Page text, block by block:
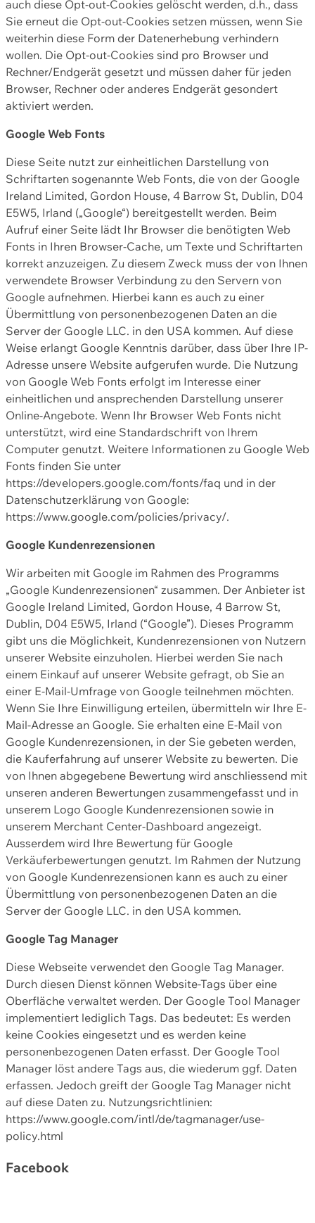
auch diese Opt-out-Cookies gelöscht werden, d.h., dass
Sie erneut die Opt-out-Cookies setzen müssen, wenn Sie
weiterhin diese Form der Datenerhebung verhindern
wollen. Die Opt-out-Cookies sind pro Browser und
Rechner/Endgerät gesetzt und müssen daher für jeden
Browser, Rechner oder anderes Endgerät gesondert
aktiviert werden.
Google Web Fonts
Diese Seite nutzt zur einheitlichen Darstellung von
Schriftarten sogenannte Web Fonts, die von der Google
Ireland Limited, Gordon House, 4 Barrow St, Dublin, D04
E5W5, Irland („Google“) bereitgestellt werden. Beim
Aufruf einer Seite lädt Ihr Browser die benötigten Web
Fonts in Ihren Browser-Cache, um Texte und Schriftarten
korrekt anzuzeigen. Zu diesem Zweck muss der von Ihnen
verwendete Browser Verbindung zu den Servern von
Google aufnehmen. Hierbei kann es auch zu einer
Übermittlung von personenbezogenen Daten an die
Server der Google LLC. in den USA kommen. Auf diese
Weise erlangt Google Kenntnis darüber, dass über Ihre IP-
Adresse unsere Website aufgerufen wurde. Die Nutzung
von Google Web Fonts erfolgt im Interesse einer
einheitlichen und ansprechenden Darstellung unserer
Online-Angebote. Wenn Ihr Browser Web Fonts nicht
unterstützt, wird eine Standardschrift von Ihrem
Computer genutzt. Weitere Informationen zu Google Web
Fonts finden Sie unter
https://developers.google.com/fonts/faq und in der
Datenschutzerklärung von Google:
https://www.google.com/policies/privacy/.
Google Kundenrezensionen
Wir arbeiten mit Google im Rahmen des Programms
„Google Kundenrezensionen“ zusammen. Der Anbieter ist
Google Ireland Limited, Gordon House, 4 Barrow St,
Dublin, D04 E5W5, Irland (“Google”). Dieses Programm
gibt uns die Möglichkeit, Kundenrezensionen von Nutzern
unserer Website einzuholen. Hierbei werden Sie nach
einem Einkauf auf unserer Website gefragt, ob Sie an
einer E-Mail-Umfrage von Google teilnehmen möchten.
Wenn Sie Ihre Einwilligung erteilen, übermitteln wir Ihre E-
Mail-Adresse an Google. Sie erhalten eine E-Mail von
Google Kundenrezensionen, in der Sie gebeten werden,
die Kauferfahrung auf unserer Website zu bewerten. Die
von Ihnen abgegebene Bewertung wird anschliessend mit
unseren anderen Bewertungen zusammengefasst und in
unserem Logo Google Kundenrezensionen sowie in
unserem Merchant Center-Dashboard angezeigt.
Ausserdem wird Ihre Bewertung für Google
Verkäuferbewertungen genutzt. Im Rahmen der Nutzung
von Google Kundenrezensionen kann es auch zu einer
Übermittlung von personenbezogenen Daten an die
Server der Google LLC. in den USA kommen.
Google Tag Manager
Diese Webseite verwendet den Google Tag Manager.
Durch diesen Dienst können Website-Tags über eine
Oberfläche verwaltet werden. Der Google Tool Manager
implementiert lediglich Tags. Das bedeutet: Es werden
keine Cookies eingesetzt und es werden keine
personenbezogenen Daten erfasst. Der Google Tool
Manager löst andere Tags aus, die wiederum ggf. Daten
erfassen. Jedoch greift der Google Tag Manager nicht
auf diese Daten zu. Nutzungsrichtlinien:
https://www.google.com/intl/de/tagmanager/use-
policy.html
Facebook